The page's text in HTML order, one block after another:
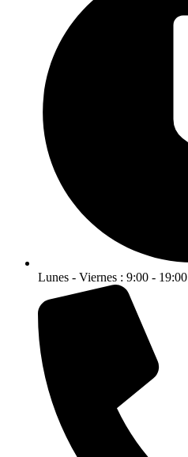
Lunes - Viernes : 9:00 - 19:00